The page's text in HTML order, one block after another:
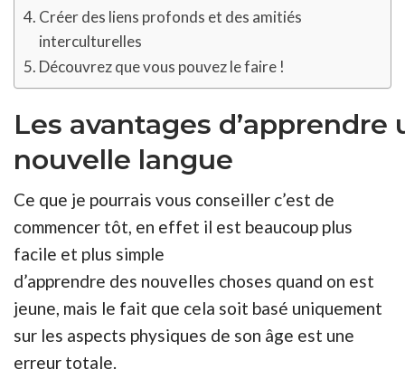
Créer des liens profonds et des amitiés
interculturelles
Découvrez que vous pouvez le faire !
Les avantages d’apprendre
nouvelle langue
Ce que je pourrais vous conseiller c’est de
commencer tôt, en effet il est beaucoup plus
facile et plus simple
d’apprendre des nouvelles choses quand on est
jeune, mais le fait que cela soit basé uniquement
sur les aspects physiques de son âge est une
erreur totale.